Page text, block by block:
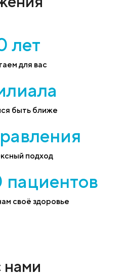
лет
для вас
быть ближе
подход
своё здоровье
нами